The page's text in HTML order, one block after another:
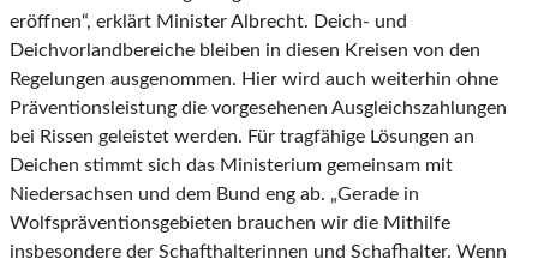
eröffnen“, erklärt Minister Albrecht. Deich- und
Deichvorlandbereiche bleiben in diesen Kreisen von den
Regelungen ausgenommen. Hier wird auch weiterhin ohne
Präventionsleistung die vorgesehenen Ausgleichszahlungen
bei Rissen geleistet werden. Für tragfähige Lösungen an
Deichen stimmt sich das Ministerium gemeinsam mit
Niedersachsen und dem Bund eng ab. „Gerade in
Wolfspräventionsgebieten brauchen wir die Mithilfe
insbesondere der Schafthalterinnen und Schafhalter. Wenn